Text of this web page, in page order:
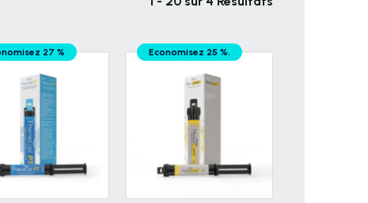
27 % Economisez 25 %.